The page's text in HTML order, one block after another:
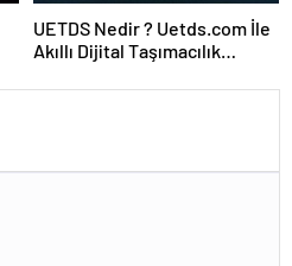
UETDS Nedir ? Uetds.com İle
Akıllı Dijital Taşımacılık